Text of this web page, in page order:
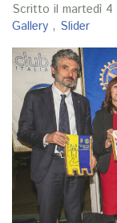
Scritto il martedì 4
Gallery , Slider